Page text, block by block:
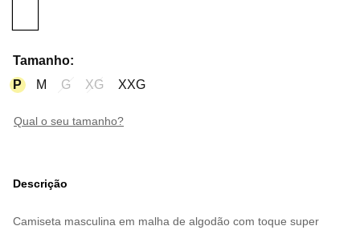
Tamanho:
P
M G XG XXG
qual o seu tamanho?
Descrição
Camiseta masculina em malha de algodão com toque super